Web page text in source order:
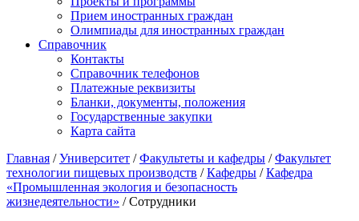
Прием иностранных граждан
Олимпиады для иностранных граждан
Справочник
Контакты
Справочник телефонов
Платежные реквизиты
Бланки, документы, положения
Государственные закупки
Карта сайта
Главная /Университет /Факультеты и кафедры /Факультет
технологии пищевых производств /Кафедры /Кафедра
«Промышленная экология и безопасность
жизнедеятельности» / Сотрудники